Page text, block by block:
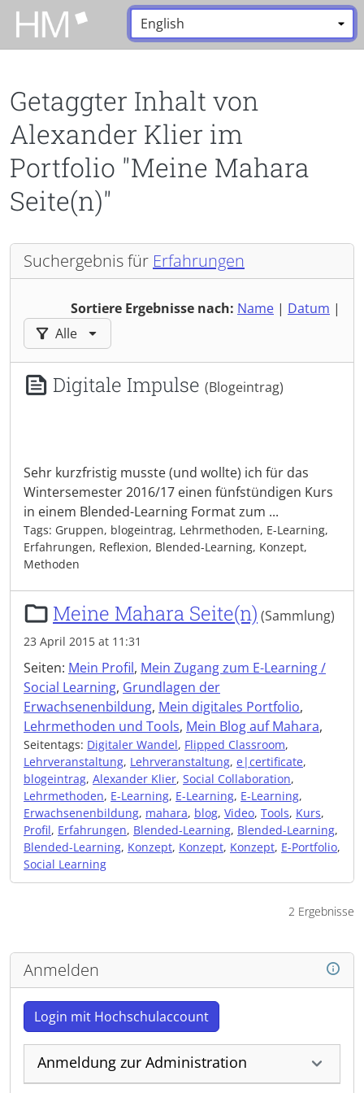
Zum Hauptinhalt zurückspringen
Sprache:
Getaggter Inhalt von
Alexander Klier im
Portfolio "Meine Mahara
Seite(n)"
Suchergebnis für Erfahrungen
Sortiere Ergebnisse nach: Name | Datum |
Ergebnisse filtern nach:
Alle
Digitale Impulse (Blogeintrag)
Sehr kurzfristig musste (und wollte) ich für das
Wintersemester 2016/17 einen fünfstündigen Kurs
in einem Blended-Learning Format zum ...
Tags: Gruppen, blogeintrag, Lehrmethoden, E-Learning,
Erfahrungen, Reflexion, Blended-Learning, Konzept,
Methoden
Meine Mahara Seite(n) (Sammlung)
23 April 2015 at 11:31
Seiten: Mein Profil, Mein Zugang zum E-Learning /
Social Learning, Grundlagen der
Erwachsenenbildung, Mein digitales Portfolio,
Lehrmethoden und Tools, Mein Blog auf Mahara,
Seitentags: Digitaler Wandel, Flipped Classroom,
Lehrveranstaltung, Lehrveranstaltung, e|certificate,
blogeintrag, Alexander Klier, Social Collaboration,
Lehrmethoden, E-Learning, E-Learning, E-Learning,
Erwachsenenbildung, mahara, blog, Video, Tools, Kurs,
Profil, Erfahrungen, Blended-Learning, Blended-Learning,
Blended-Learning, Konzept, Konzept, Konzept, E-Portfolio,
Social Learning
2 Ergebnisse
Anmelden
Login mit Hochschulaccount
Anmeldung zur Administration